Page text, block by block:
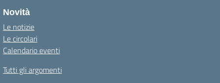
Novità
Le notizie
Le circolari
Calendario eventi
Tutti gli argomenti